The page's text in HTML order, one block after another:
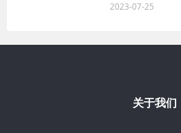
2023-07-25
关于我们